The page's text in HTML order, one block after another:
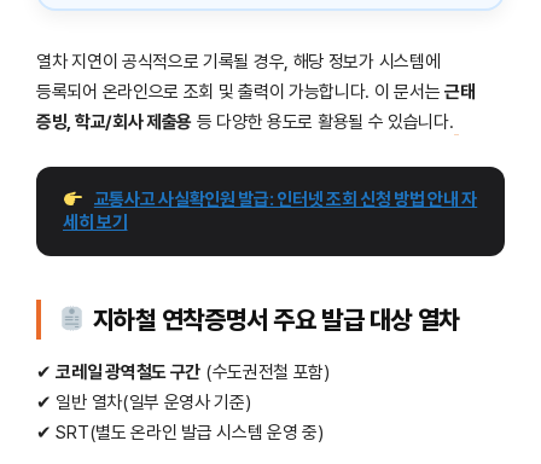
열차 지연이 공식적으로 기록될 경우, 해당 정보가 시스템에
등록되어 온라인으로 조회 및 출력이 가능합니다. 이 문서는근태
증빙, 학교/회사 제출용 등 다양한 용도로 활용될 수 있습니다.
교통사고 사실확인원 발급: 인터넷 조회 신청 방법 안내 자
세히 보기
지하철 연착증명서 주요 발급 대상 열차
✔코레일 광역철도 구간 (수도권전철 포함)
✔ 일반 열차(일부 운영사 기준)
✔ SRT(별도 온라인 발급 시스템 운영 중)